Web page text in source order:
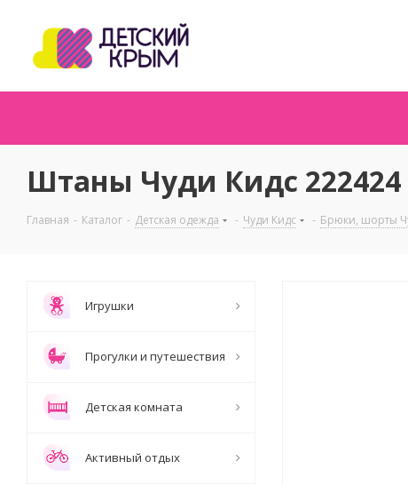
Штаны Чуди Кидс
Главная - Каталог - Детская одежда - Чуди Кидс - Брюки, шорты
Игрушки
Прогулки и путешествия
Детская комната
Активный отдых